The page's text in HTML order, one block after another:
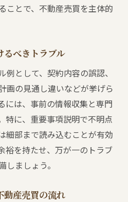
ことで、不動産売買を主体的
るべきトラブル
として、契約内容の誤認、
画の見通し違いなどが挙げら
には、事前の情報収集と専門
特に、重要事項説明で不明点
細部まで読み込むことが有効
裕を持たせ、万が一のトラブ
ましょう。
動産売買の流れ